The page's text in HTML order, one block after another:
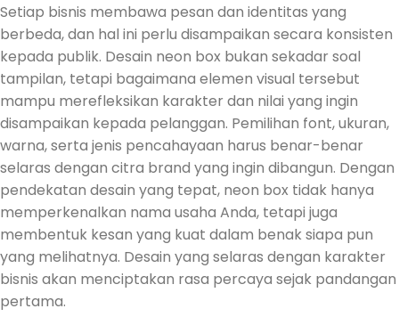
Setiap bisnis membawa pesan dan identitas yang
berbeda, dan hal ini perlu disampaikan secara konsisten
kepada publik. Desain neon box bukan sekadar soal
tampilan, tetapi bagaimana elemen visual tersebut
mampu merefleksikan karakter dan nilai yang ingin
disampaikan kepada pelanggan. Pemilihan font, ukuran,
warna, serta jenis pencahayaan harus benar-benar
selaras dengan citra brand yang ingin dibangun. Dengan
pendekatan desain yang tepat, neon box tidak hanya
memperkenalkan nama usaha Anda, tetapi juga
membentuk kesan yang kuat dalam benak siapa pun
yang melihatnya. Desain yang selaras dengan karakter
bisnis akan menciptakan rasa percaya sejak pandangan
pertama.